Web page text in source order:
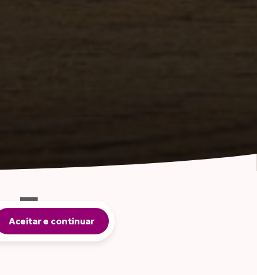
Aceitar e continuar
MEL